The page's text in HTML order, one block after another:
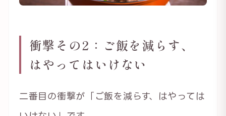
衝撃その2：ご飯を減らす、
はやってはいけない
二番目の衝撃が「ご飯を減らす、はやっては